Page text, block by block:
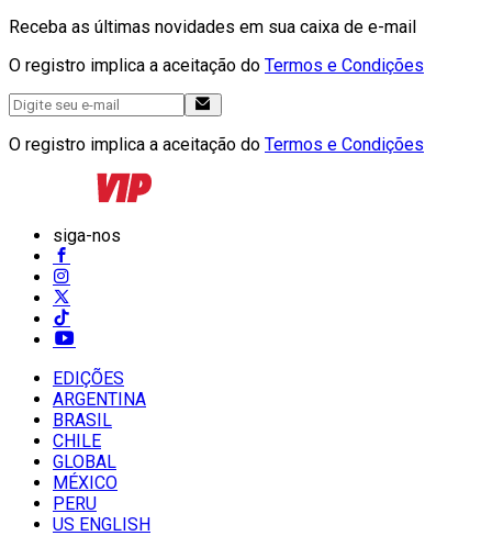
Receba as últimas novidades em sua caixa de e-mail
O registro implica a aceitação do Termos e Condições
O registro implica a aceitação do Termos e Condições
siga-nos
EDIÇÕES
ARGENTINA
BRASIL
CHILE
GLOBAL
MÉXICO
PERU
US ENGLISH